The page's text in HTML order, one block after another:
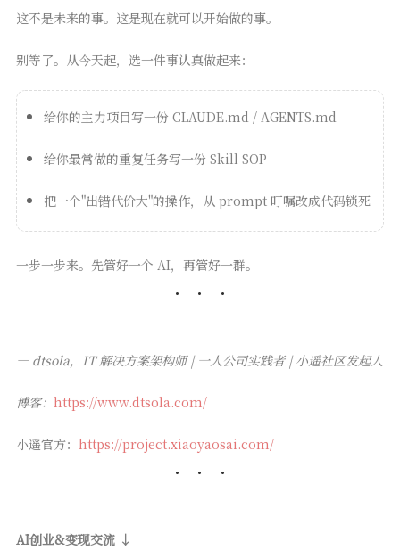
这不是未来的事。这是现在就可以开始做的事。
别等了。从今天起，选一件事认真做起来：
给你的主力项目写一份 CLAUDE.md / AGENTS.md
给你最常做的重复任务写一份 Skill SOP
把一个"出错代价大"的操作，从 prompt 叮嘱改成代码锁死
一步一步来。先管好一个 AI，再管好一群。
— dtsola，IT 解决方案架构师 | 一人公司实践者 | 小遥社区发起人
博客： https://www.dtsola.com/
小遥官方： https://project.xiaoyaosai.com/
AI创业&变现交流 ↓